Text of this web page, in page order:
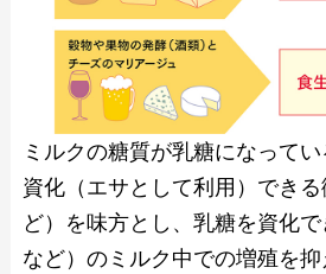
ミルクの糖質が乳糖になって
資化（エサとして利用）でき
ど）を味方とし、乳糖を資化
など）のミルク中での増殖を